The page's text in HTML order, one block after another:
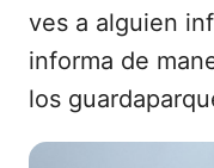
ves a alguien
informa de
los